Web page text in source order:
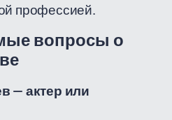
профессией.
вопросы о
— актер или